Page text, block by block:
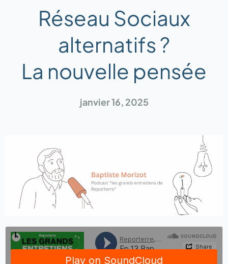
Réseau Sociaux
alternatifs ?
La nouvelle pensée
janvier 16, 2025